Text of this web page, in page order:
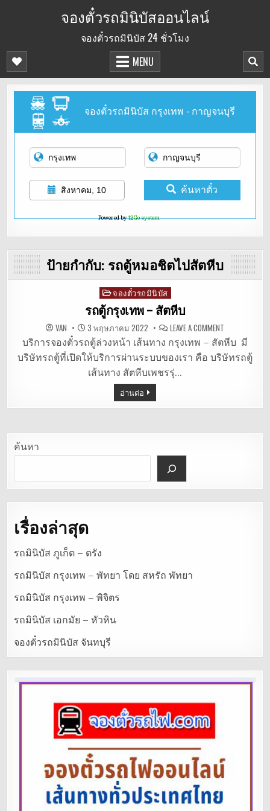
จองตั๋วรถมินิบัสออนไลน์
จองตั๋วรถมินิบัส 24 ชั่วโมง
MENU
จองตั๋วรถมินิบัส กรุงเทพ - กาญจนบุรี
สิงหาคม, 10 ค้นหาตั๋ว
Powered by12Go system
ป้ายกำกับ: รถตู้หมอชิตไปสัตหีบ
Posted
in
จองตั๋วรถมินิบัส
รถตู้กรุงเทพ – สัตหีบ
VAN 3 พฤษภาคม 2022 LEAVE A COMMENT
รถ
ตู้
กรุงเทพ
–
บริการจองตั๋วรถตู้ล่วงหน้า เส้นทาง กรุงเทพ – สัตหีบ มี
บริษัทรถตู้ที่เปิดให้บริการผ่านระบบของเรา คือ บริษัทรถตู้
เส้นทาง สัตหีบเพชรรุ่…
อ่านต่อ
ค้นหา
เรื่องล่าสุด
รถมินิบัส ภูเก็ต – ตรัง
รถมินิบัส กรุงเทพ – พัทยา โดย สหรัถ พัทยา
รถมินิบัส กรุงเทพ – พิจิตร
รถมินิบัส เอกมัย – หัวหิน
จองตั๋วรถมินิบัส จันทบุรี